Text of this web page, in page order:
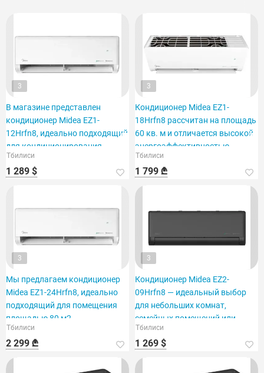
3
В магазине представлен
кондиционер Midea EZ1-
12Hrfn8, идеально подходящий
для кондиционирования
помещения площадью 40 м2.
Тбилиси
1 289 $
3
Кондиционер Midea EZ1-
18Hrfn8 рассчитан на площадь
60 кв. м и отличается высокой
энергоэффективностью.
Тбилиси
1 799 ₾
3
Мы предлагаем кондиционер
Midea EZ1-24Hrfn8, идеально
подходящий для помещения
площадью 80 м2.
Тбилиси
2 299 ₾
3
Кондиционер Midea EZ2-
09Hrfn8 — идеальный выбор
для небольших комнат,
семейных помещений или
офисов.
Тбилиси
1 269 $